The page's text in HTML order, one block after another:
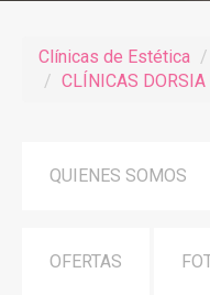
Clínicas de Estética
CLÍNICAS DORSIA
QUIENES SOMOS
OFERTAS